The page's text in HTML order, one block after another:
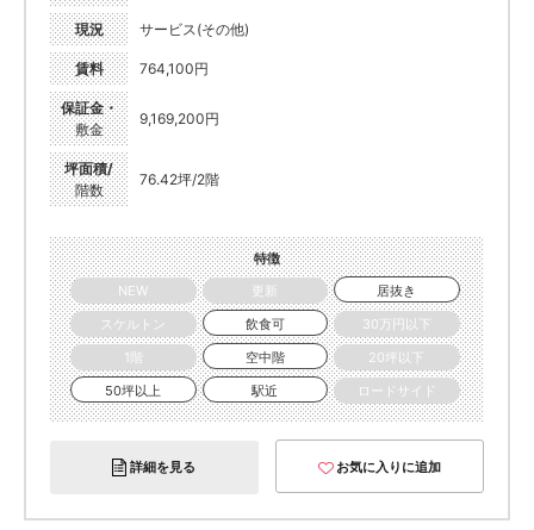
現況 サービス(その他)
賃料 764,100円
保証金・
敷金
9,169,200円
坪面積/
階数
76.42坪/2階
特徴
NEW
更新
居抜き
スケルトン
飲食可
30万円以下
1階
空中階
20坪以下
50坪以上
駅近 ロードサイド
詳細を見る お気に入りに追加